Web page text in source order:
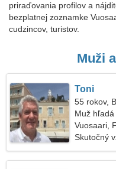
priraďovania profilov a
bezplatnej zoznamke
cudzincov, turistov.
Muži
Toni
55 rokov,
Muž
Vuosaari,
Skutočný